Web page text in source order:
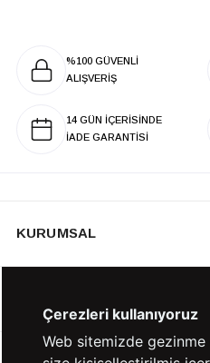
%100 GÜVENLİ
ALIŞVERİŞ
14 GÜN İÇERİSİNDE
İADE GARANTİSİ
KURUMSAL
Çerezleri kullanıyoruz
Web sitemizde